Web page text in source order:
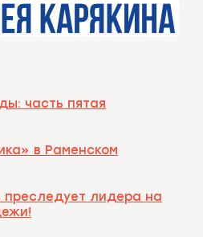
часть пятая
в Раменском
преследует лидера на